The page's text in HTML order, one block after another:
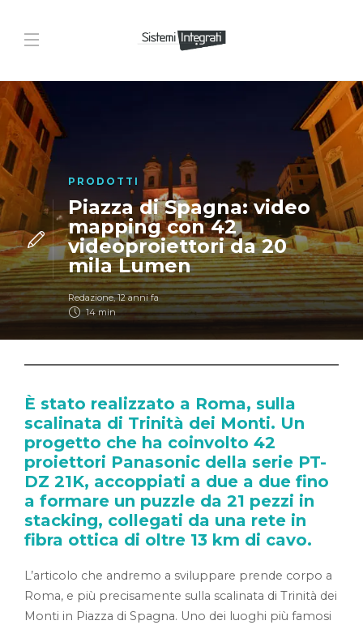
PRODOTTI
Piazza di Spagna: video
mapping con 42
videoproiettori da 20
mila Lumen
Redazione,12 anni fa
14 min
È stato realizzato a Roma, sulla
scalinata di Trinità dei Monti. Un
progetto che ha coinvolto 42
proiettori Panasonic della serie PT-
DZ 21K, accoppiati a due a due fino
a formare un puzzle da 21 pezzi in
stacking, collegati da una rete in
fibra ottica di oltre 13 km di cavo.
L’articolo che andremo a sviluppare prende corpo a
Roma, e più precisamente sulla scalinata di Trinità dei
Monti in Piazza di Spagna. Uno dei luoghi più famosi